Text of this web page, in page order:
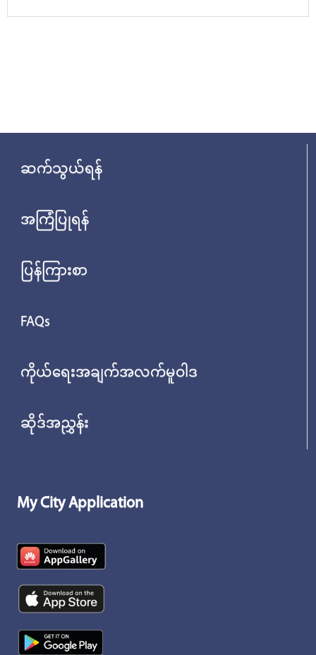
ဆက်သွယ်ရန်
အကြံပြုရန်
ပြန်ကြားစာ
FAQs
ကိုယ်ရေးအချက်အလက်မူဝါဒ
ဆိုဒ်အညွှန်း
My City Application